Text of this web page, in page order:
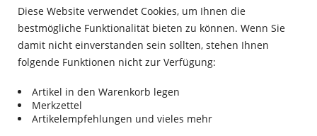
Diese Website verwendet Cookies, um Ihnen die
bestmögliche Funktionalität bieten zu können. Wenn Sie
damit nicht einverstanden sein sollten, stehen Ihnen
folgende Funktionen nicht zur Verfügung:
Artikel in den Warenkorb legen
Merkzettel
Artikelempfehlungen und vieles mehr